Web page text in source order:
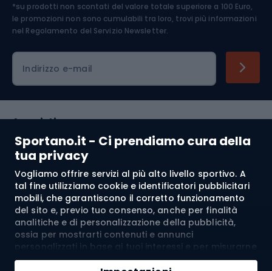
Sportano.it - Ci prendiamo cura della
tua privacy
Vogliamo offrire servizi al più alto livello sportivo. A
tal fine utilizziamo cookie e identificatori pubblicitari
mobili, che garantiscono il corretto funzionamento
del sito e, previo tuo consenso, anche per finalità
analitiche e di personalizzazione della pubblicità,
ossia per mostrarti contenuti e annunci
personalizzati in base ai tuoi interessi e per misurarne
l’efficacia. I cookie e gli identificatori pubblicitari
Aggiungi al carrello
Abbigliamento ciclistico
*su prodotti non scontati del valore totale superiore a 100 Euro,
le promozioni non sono cumulabili tra loro, trovi più informazioni
nel Regolamento del Servizio Newsletter.
Indirizzo e-mail
Acquisti
Servizio clienti
Regolamento
Chi siamo